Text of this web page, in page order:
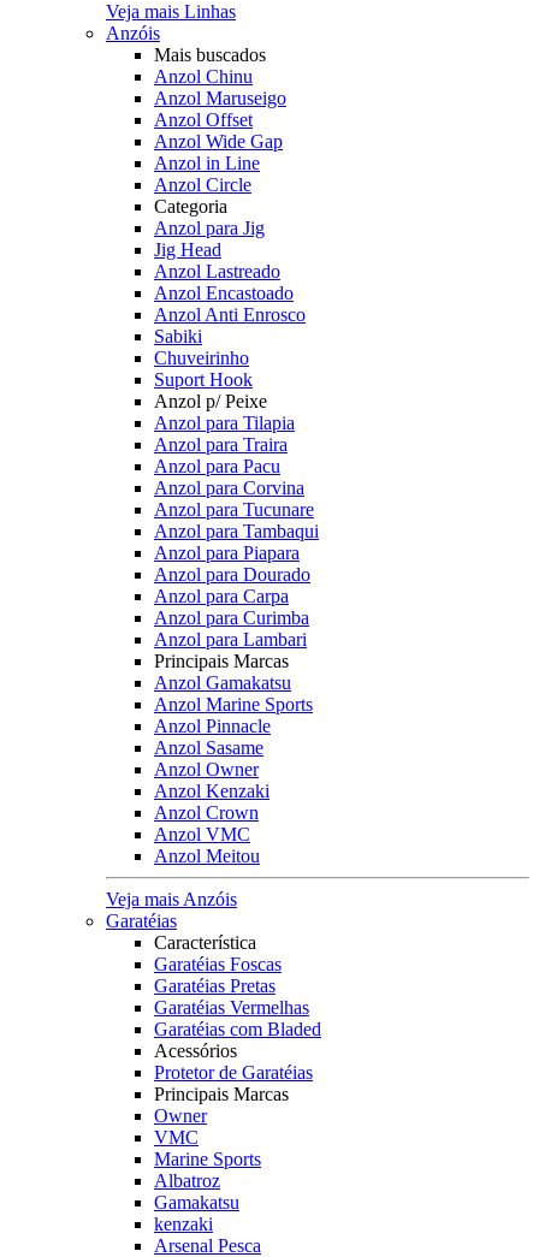
Veja mais Linhas
Anzóis
Mais buscados
Anzol Chinu
Anzol Maruseigo
Anzol Offset
Anzol Wide Gap
Anzol in Line
Anzol Circle
Categoria
Anzol para Jig
Jig Head
Anzol Lastreado
Anzol Encastoado
Anzol Anti Enrosco
Sabiki
Chuveirinho
Suport Hook
Anzol p/ Peixe
Anzol para Tilapia
Anzol para Traira
Anzol para Pacu
Anzol para Corvina
Anzol para Tucunare
Anzol para Tambaqui
Anzol para Piapara
Anzol para Dourado
Anzol para Carpa
Anzol para Curimba
Anzol para Lambari
Principais Marcas
Anzol Gamakatsu
Anzol Marine Sports
Anzol Pinnacle
Anzol Sasame
Anzol Owner
Anzol Kenzaki
Anzol Crown
Anzol VMC
Anzol Meitou
Veja mais Anzóis
Garatéias
Característica
Garatéias Foscas
Garatéias Pretas
Garatéias Vermelhas
Garatéias com Bladed
Acessórios
Protetor de Garatéias
Principais Marcas
Owner
VMC
Marine Sports
Albatroz
Gamakatsu
kenzaki
Arsenal Pesca